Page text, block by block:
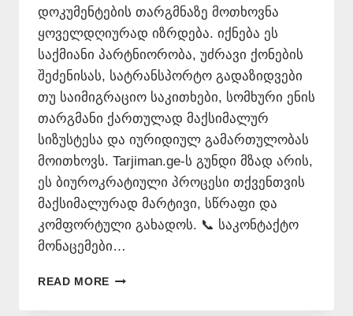
დოკუმენტების თარგმნაზე მოთხოვნა
ყოველდღიურად იზრდება. იქნება ეს
საქმიანი პარტნიორობა, უძრავი ქონების
შეძენისას, სატრანსპორტო გადაზიდვები
თუ საიმიგრაციო საკითხები, სომხური ენის
თარგმანი ქართულად მაქსიმალურ
სიზუსტესა და იურიდიულ გამართულობას
მოითხოვს. Tarjiman.ge-ს გუნდი მზად არის,
ეს ბიუროკრატიული პროცესი თქვენთვის
მაქსიმალურად მარტივი, სწრაფი და
კომფორტული გახადოს. 📞 საკონტაქტო
მონაცემები…
READ MORE ᲡᲝᲛᲮᲣᲠᲘ
ᲗᲐᲠᲒᲛᲐᲜᲘ